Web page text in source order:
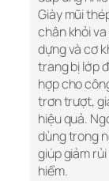
Giày mũi
chân khỏi
dựng và cơ
trang bị lớp
hợp cho
trơn trượt,
hiệu quả.
dùng trong
giúp giảm
hiểm.